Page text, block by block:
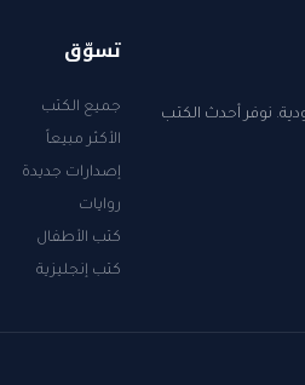
نوفر أحدث الكتب
تسوّق
جميع الكتب
الأكثر مبيعاً
إصدارات جديدة
روايات
كتب الأطفال
كتب إنجليزية